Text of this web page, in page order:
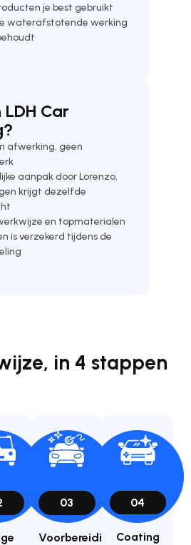
je best gebruikt
waterafstotende werking
Car
afwerking, geen
aanpak door Lorenzo,
krijgt dezelfde
en topmaterialen
is verzekerd tijdens de
in 4 stappen
03
Voorbereiding
04
Coating